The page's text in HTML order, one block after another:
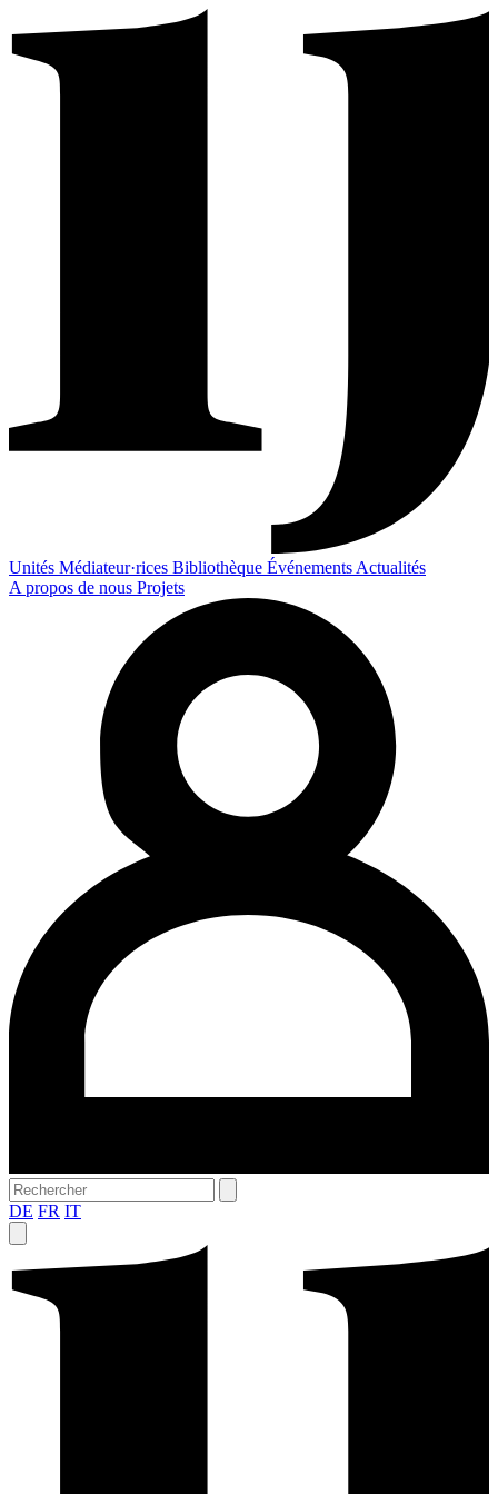
Unités Médiateur·rices Bibliothèque Événements Actualités
A propos de nous Projets
DE FR IT